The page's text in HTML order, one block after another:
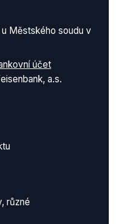
Městského soudu v
účet
a.s.
různé